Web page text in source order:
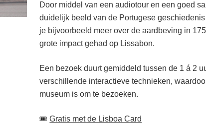
Door middel van een audiotour en een goed
duidelijk beeld van de Portugese
je bijvoorbeeld meer over de aardbeving in
grote impact gehad op Lissabon.
Een bezoek duurt gemiddeld tussen de 1 á 2
verschillende interactieve technieken,
museum is om te bezoeken.
🎟️Gratis met de Lisboa Card